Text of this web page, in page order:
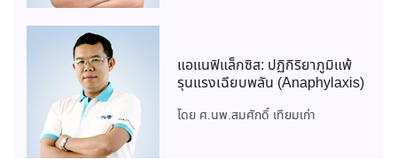
แอแนฟิแล็กซิส: ปฏิกิริยาภูมิแพ้
รุนแรงเฉียบพลัน (Anaphylaxis)
โดย ศ.นพ.สมศักดิ์ เทียมเก่า